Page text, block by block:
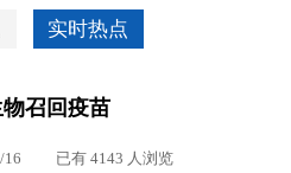
深优通系统V3.0
深一集团优势
外地客户专栏
实时热点
召回疫苗
16 已有 4143 人浏览